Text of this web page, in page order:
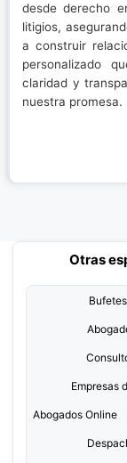
desde derecho
litigios,
a construir
personalizado
claridad y
nuestra promesa.
Otras
Empresas
Abogados Online